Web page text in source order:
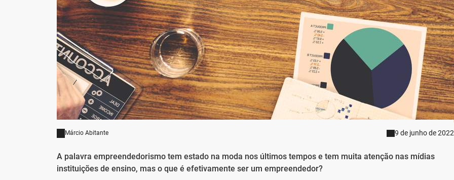
Márcio Abitante 9 de junho de 2022
A palavra empreendedorismo tem estado na moda nos últimos tempos e tem muita atenção nas mídias
instituições de ensino, mas o que é efetivamente ser um empreendedor?